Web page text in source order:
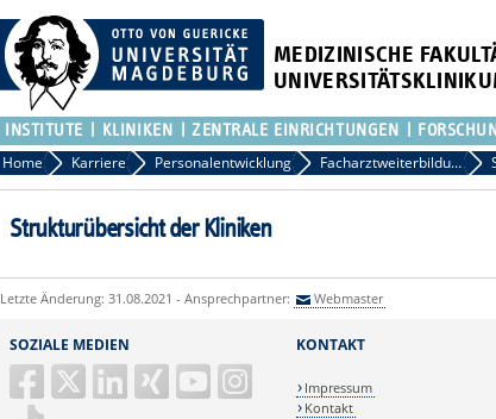
MEDIZINISCHE
INSTITUTE KLINIKEN ZENTRALE EINRICHTUNGEN
Home Karriere Personalentwicklung Facharztweiterbildung
Strukturübersicht der Kliniken
Letzte Änderung: 31.08.2021 - Ansprechpartner: Webmaster
SOZIALE MEDIEN KONTAKT
Impressum
Kontakt